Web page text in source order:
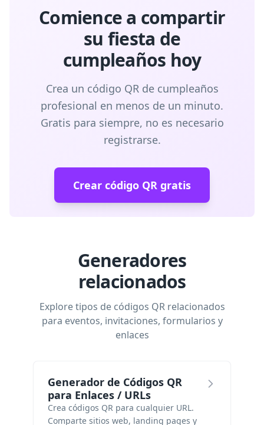
Comience a compartir
su fiesta de
cumpleaños hoy
Crea un código QR de cumpleaños
profesional en menos de un minuto.
Gratis para siempre, no es necesario
registrarse.
Crear código QR gratis
Generadores
relacionados
Explore tipos de códigos QR relacionados
para eventos, invitaciones, formularios y
enlaces
Generador de Códigos QR
para Enlaces / URLs
Crea códigos QR para cualquier URL.
Comparte sitios web, landing pages y